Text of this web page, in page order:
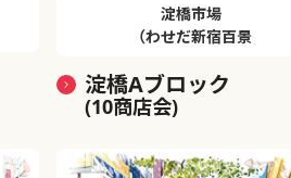
淀橋市場
（わせだ新宿百景
淀橋Aブロック
(10商店会)